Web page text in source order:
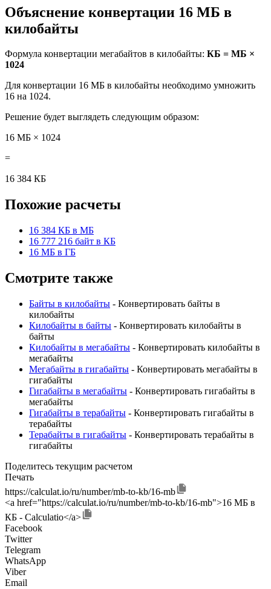
Объяснение конвертации 16 МБ в
килобайты
Формула конвертации мегабайтов в килобайты: КБ = МБ ×
1024
Для конвертации 16 МБ в килобайты необходимо умножить
16 на 1024.
Решение будет выглядеть следующим образом:
16 МБ × 1024
=
16 384 КБ
Похожие расчеты
16 384 КБ в МБ
16 777 216 байт в КБ
16 МБ в ГБ
Смотрите также
Байты в килобайты - Конвертировать байты в
килобайты
Килобайты в байты - Конвертировать килобайты в
байты
Килобайты в мегабайты - Конвертировать килобайты в
мегабайты
Мегабайты в гигабайты - Конвертировать мегабайты в
гигабайты
Гигабайты в мегабайты - Конвертировать гигабайты в
мегабайты
Гигабайты в терабайты - Конвертировать гигабайты в
терабайты
Терабайты в гигабайты - Конвертировать терабайты в
гигабайты
Поделитесь текущим расчетом
Печать
https://calculat.io/ru/number/mb-to-kb/16-mb
<a href="https://calculat.io/ru/number/mb-to-kb/16-mb">16 МБ в
КБ - Calculatio</a>
Facebook
Twitter
Telegram
WhatsApp
Viber
Email